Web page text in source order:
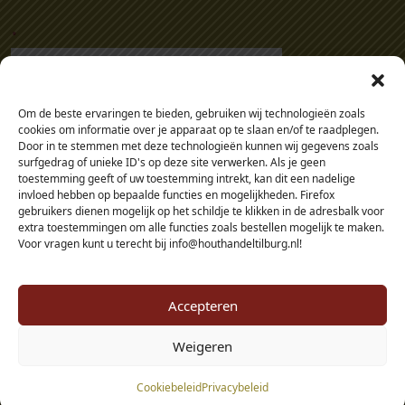
Om de beste ervaringen te bieden, gebruiken wij technologieën zoals
cookies om informatie over je apparaat op te slaan en/of te raadplegen.
Door in te stemmen met deze technologieën kunnen wij gegevens zoals
surfgedrag of unieke ID's op deze site verwerken. Als je geen
toestemming geeft of uw toestemming intrekt, kan dit een nadelige
invloed hebben op bepaalde functies en mogelijkheden. Firefox
gebruikers dienen mogelijk op het schildje te klikken in de adresbalk voor
extra toestemmingen om alle functies zoals bestellen mogelijk te maken.
Voor vragen kunt u terecht bij info@houthandeltilburg.nl!
Accepteren
Weigeren
CookiebeleidPrivacybeleid
.
zakelijke klant in je eigen omgeving inlogt.